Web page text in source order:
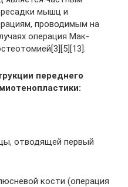
мышц и
проводимым на
операция Мак-
переднего
отводящей первый
кости (операция